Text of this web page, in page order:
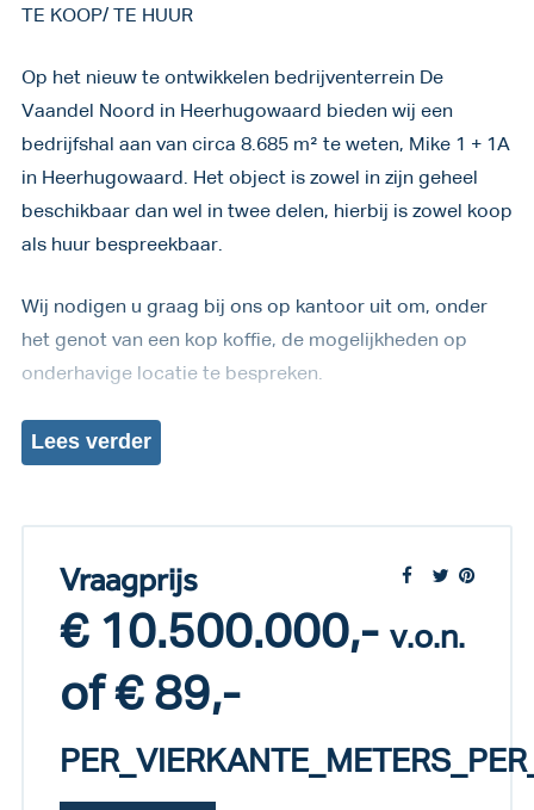
TE KOOP/ TE HUUR
Op het nieuw te ontwikkelen bedrijventerrein De
Vaandel Noord in Heerhugowaard bieden wij een
bedrijfshal aan van circa 8.685 m² te weten, Mike 1 + 1A
in Heerhugowaard. Het object is zowel in zijn geheel
beschikbaar dan wel in twee delen, hierbij is zowel koop
als huur bespreekbaar.
Wij nodigen u graag bij ons op kantoor uit om, onder
het genot van een kop koffie, de mogelijkheden op
onderhavige locatie te bespreken.
Leesverder
Vraagprijs
€ 10.500.000,- v.o.n.
of € 89,-